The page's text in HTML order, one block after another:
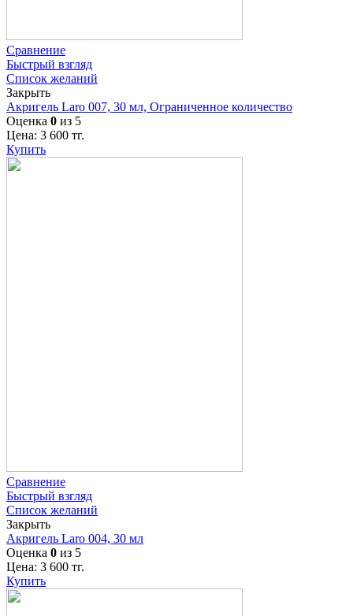
Сравнение
Быстрый взгляд
Список желаний
Закрыть
Акригель Laro 007, 30 мл, Ограниченное количество
Оценка 0 из 5
Цена: 3 600 тг.
Купить
Сравнение
Быстрый взгляд
Список желаний
Закрыть
Акригель Laro 004, 30 мл
Оценка 0 из 5
Цена: 3 600 тг.
Купить